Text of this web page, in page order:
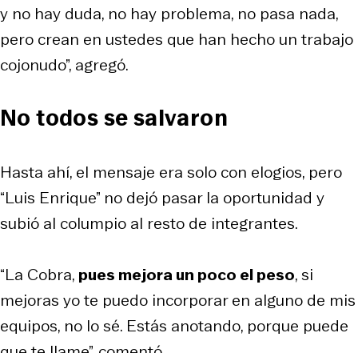
y no hay duda, no hay problema, no pasa nada,
pero crean en ustedes que han hecho un trabajo
cojonudo”, agregó.
No todos se salvaron
Hasta ahí, el mensaje era solo con elogios, pero
“Luis Enrique” no dejó pasar la oportunidad y
subió al columpio al resto de integrantes.
“La Cobra, pues mejora un poco el peso, si
mejoras yo te puedo incorporar en alguno de mis
equipos, no lo sé. Estás anotando, porque puede